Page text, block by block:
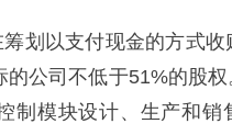
划以支付现金的方式收
公司不低于51%的股
制模块设计、生产和销